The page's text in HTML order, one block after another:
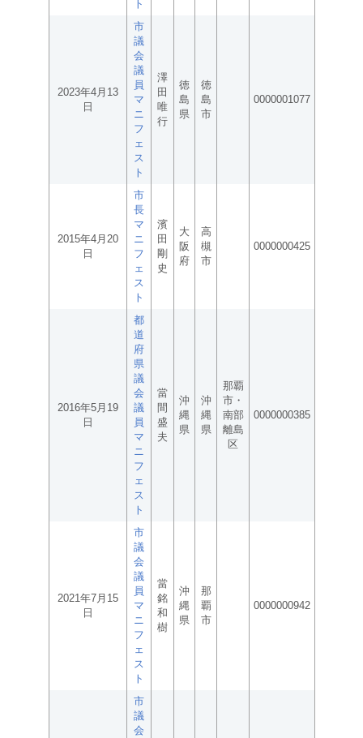
ト
2023年4月13
日
市
議
会
議
員
マ
ニ
フ
ェ
ス
ト
澤
田
唯
行
徳
島
県
徳
島
市
0000001077
2015年4月20
日
市
長
マ
ニ
フ
ェ
ス
ト
濱
田
剛
史
大
阪
府
高
槻
市
0000000425
2016年5月19
日
都
道
府
県
議
会
議
員
マ
ニ
フ
ェ
ス
ト
當
間
盛
夫
沖
縄
県
沖
縄
県
那覇
市・
南部
離島
区
0000000385
2021年7月15
日
市
議
会
議
員
マ
ニ
フ
ェ
ス
ト
當
銘
和
樹
沖
縄
県
那
覇
市
0000000942
市
議
会